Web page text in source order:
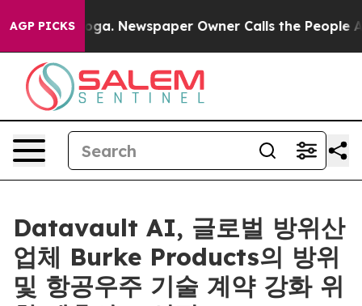
AGP PICKSNewspaper Owner Calls the People
Datavault AI, 글로벌 방위산
업체 Burke Products의 방위
및 항공우주 기술 계약 강화 위